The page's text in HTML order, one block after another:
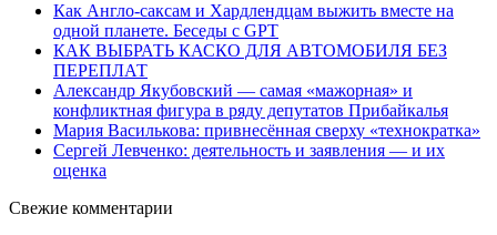
Как Англо-саксам и Хардлендцам выжить вместе на
одной планете. Беседы с GPT
КАК ВЫБРАТЬ КАСКО ДЛЯ АВТОМОБИЛЯ БЕЗ
ПЕРЕПЛАТ
Александр Якубовский — самая «мажорная» и
конфликтная фигура в ряду депутатов Прибайкалья
Мария Василькова: привнесённая сверху «технократка»
Сергей Левченко: деятельность и заявления — и их
оценка
Свежие комментарии